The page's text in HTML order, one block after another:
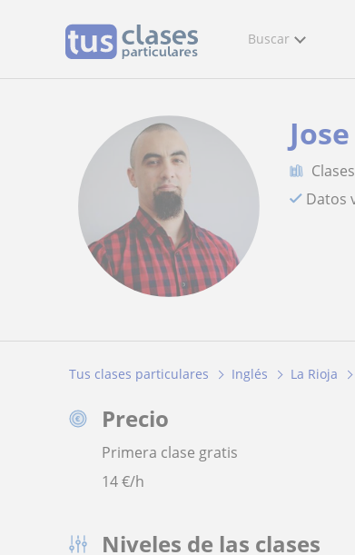
Buscar
Jose
Tus clases particulares Inglés La Rioja
Precio
Primera clase gratis
14€/h
Niveles de las clases